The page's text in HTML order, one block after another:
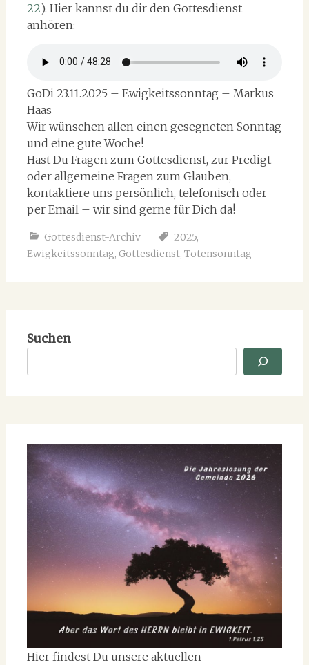
22). Hier kannst du dir den Gottesdienst
anhören:
GoDi 23.11.2025 – Ewigkeitssonntag – Markus
Haas
Wir wünschen allen einen gesegneten Sonntag
und eine gute Woche!
Hast Du Fragen zum Gottesdienst, zur Predigt
oder allgemeine Fragen zum Glauben,
kontaktiere uns persönlich, telefonisch oder
per Email – wir sind gerne für Dich da!
Gottesdienst-Archiv 2025,
Ewigkeitssonntag, Gottesdienst, Totensonntag
Suchen
Hier findest Du unsere aktuellen